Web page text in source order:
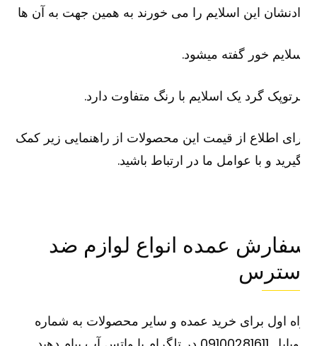
این اسلایم را می خورند به همین جهت به آن ها
خور گفته میشود.
گرد یک اسلایم با رنگ متفاوت دارد.
اطلاع از قیمت این محصولات از راهنمایی زیر کمک
و با عوامل ما در ارتباط باشید.
عمده انواع لوازم ضد
اول برای خرید عمده و سایر محصولات به شماره